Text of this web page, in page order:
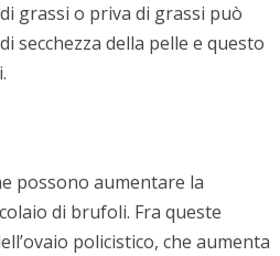
grassi o priva di grassi può
secchezza della pelle e questo
possono aumentare la
di brufoli. Fra queste
policistico, che aumenta